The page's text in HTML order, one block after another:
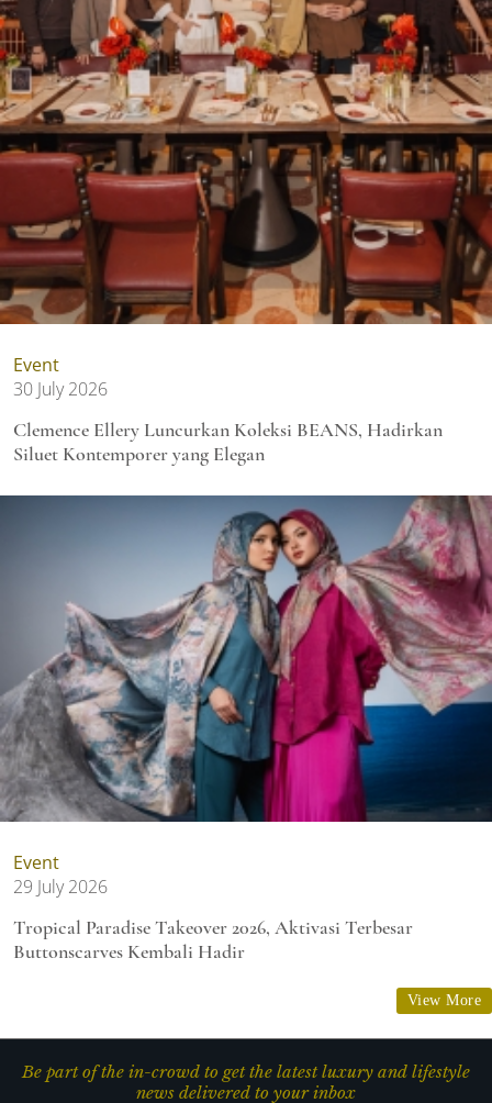
Event
30 July 2026
Clemence Ellery Luncurkan Koleksi BEANS, Hadirkan
Siluet Kontemporer yang Elegan
Event
29 July 2026
Tropical Paradise Takeover 2026, Aktivasi Terbesar
Buttonscarves Kembali Hadir
View More
Be part of the in-crowd to get the latest luxury and lifestyle
news delivered to your inbox